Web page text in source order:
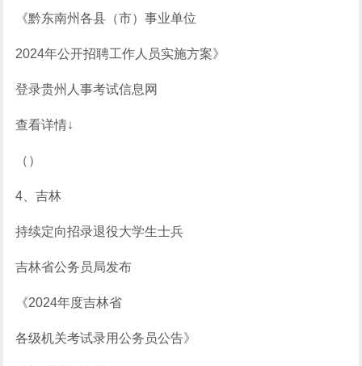
《黔东南州各县（市）事业单位
2024年公开招聘工作人员实施方案》
登录贵州人事考试信息网
查看详情↓
（）
4、吉林
持续定向招录退役大学生士兵
吉林省公务员局发布
《2024年度吉林省
各级机关考试录用公务员公告》